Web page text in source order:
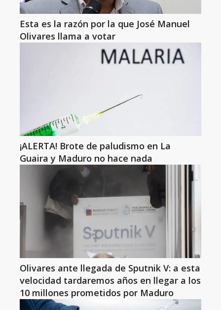
Esta es la razón por la que José Manuel
Olivares llama a votar
¡ALERTA! Brote de paludismo en La
Guaira y Maduro no hace nada
Olivares ante llegada de Sputnik V: a esta
velocidad tardaremos años en llegar a los
10 millones prometidos por Maduro